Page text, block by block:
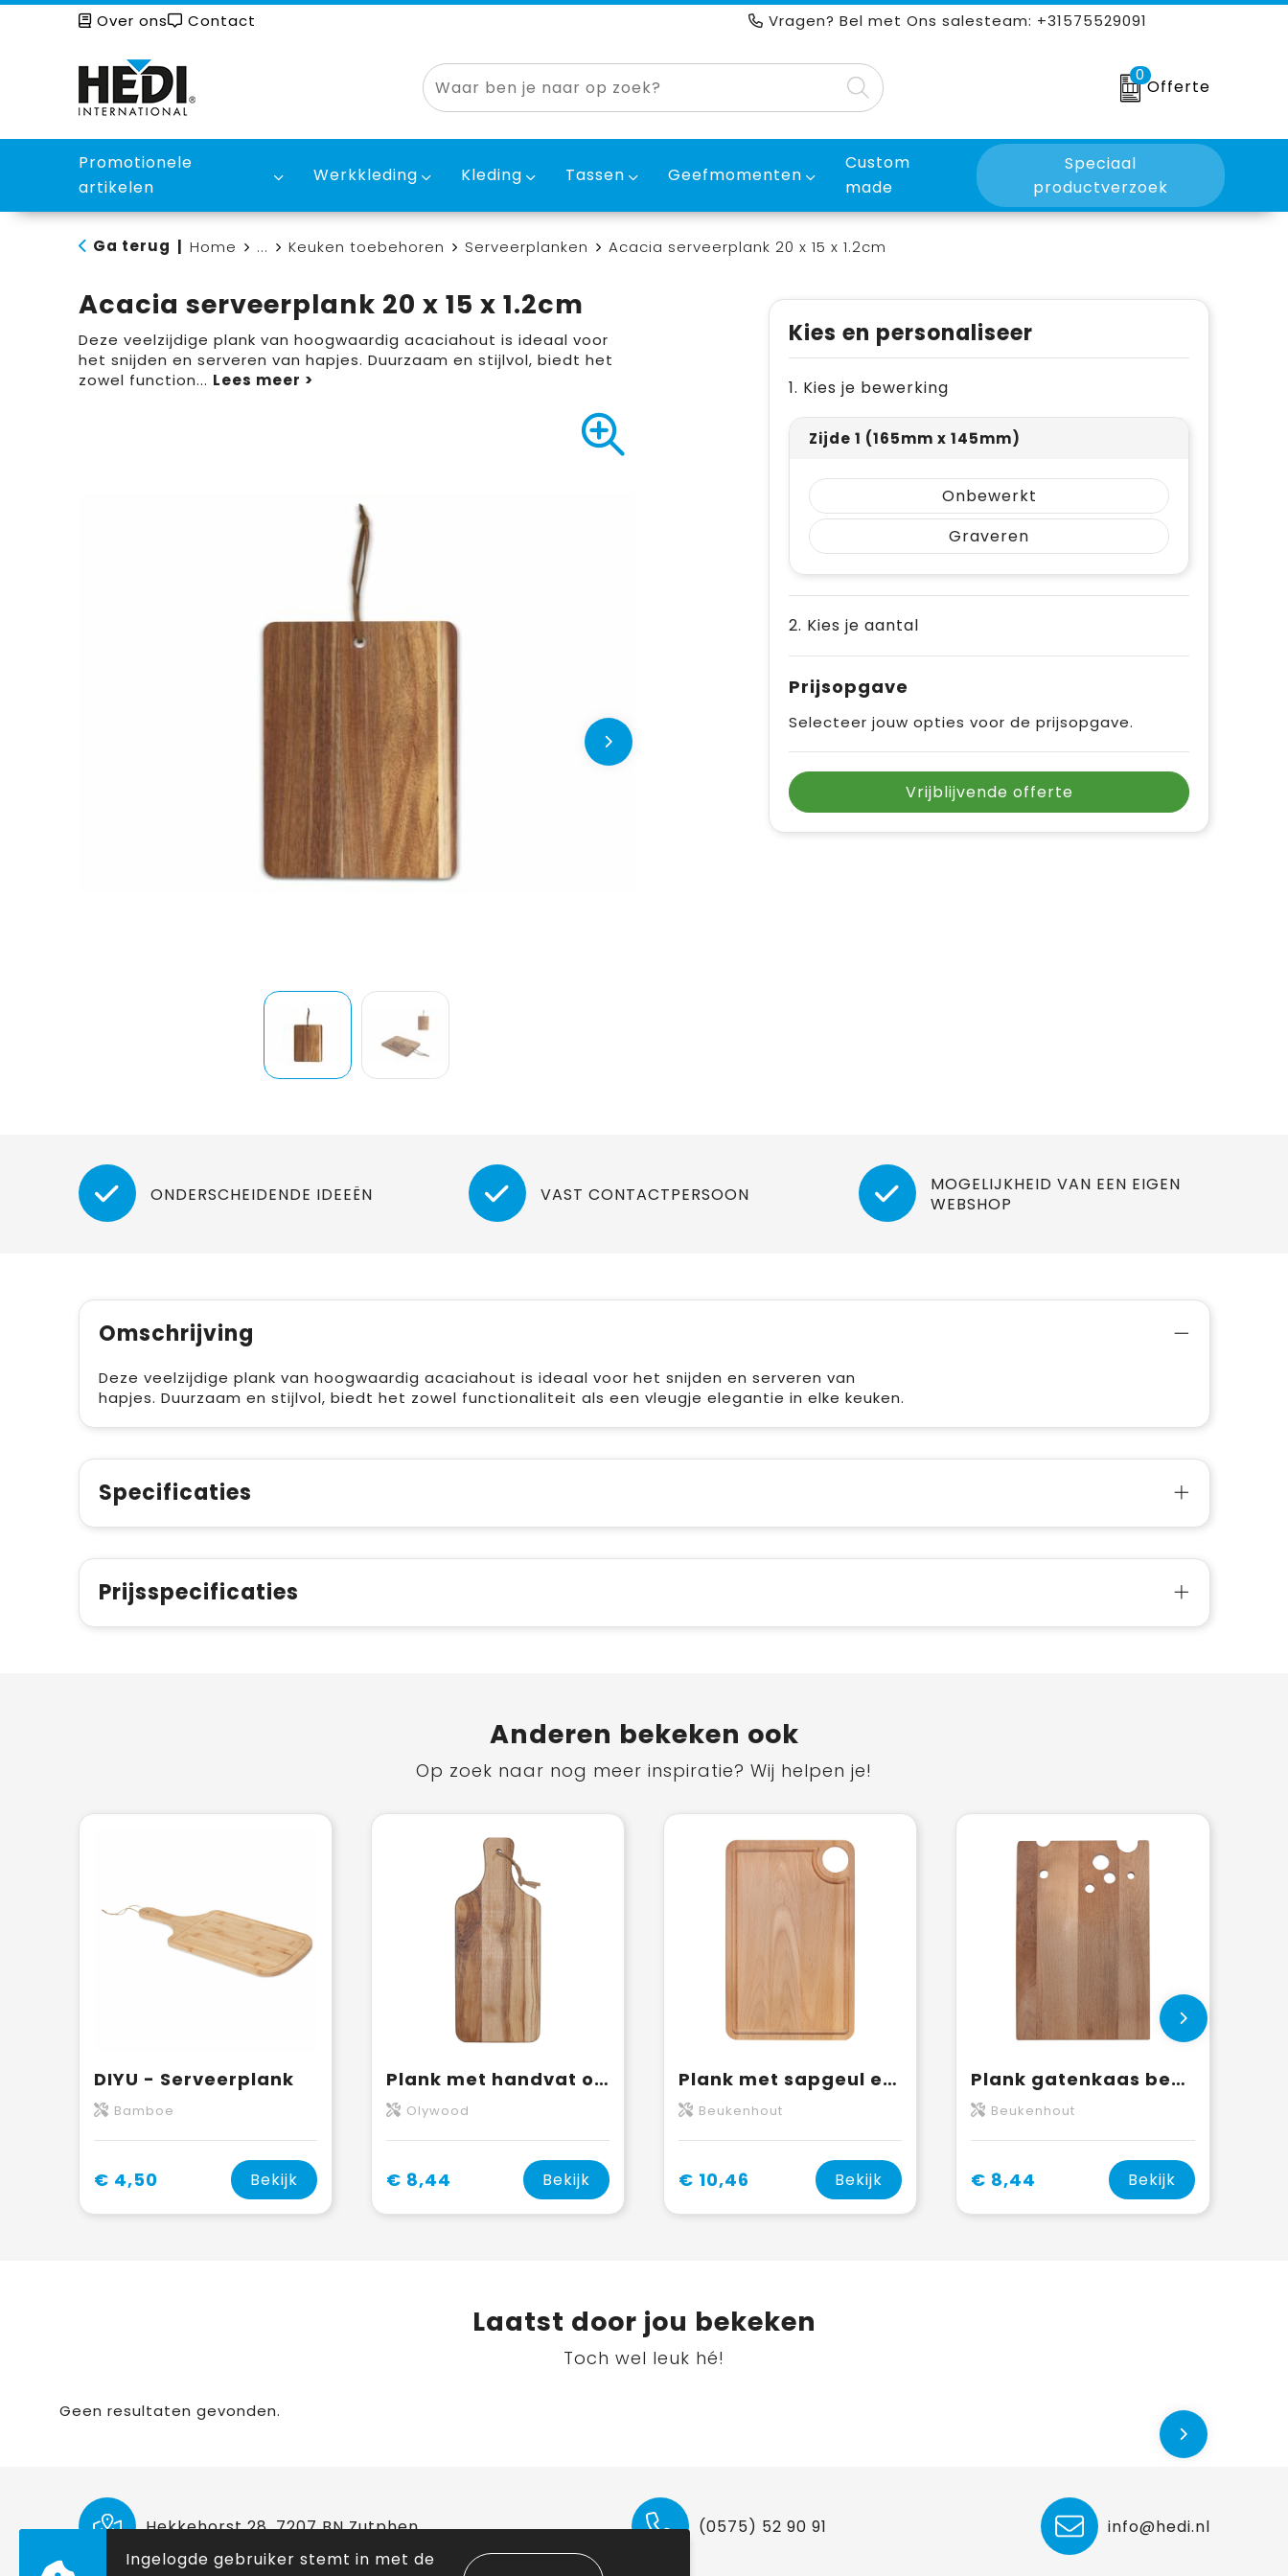
Over ons Contact Vragen? Bel met Ons salesteam: +31575529091
0
Offerte
Promotionele
artikelen
Werkkleding Kleding Tassen Geefmomenten
Custom
made
Speciaal
productverzoek
Ga terug Home ... Keuken toebehoren Serveerplanken Acacia serveerplank 20 x 15 x 1.2cm
Acacia serveerplank 20 x 15 x 1.2cm
Deze veelzijdige plank van hoogwaardig acaciahout is ideaal voor
het snijden en serveren van hapjes. Duurzaam en stijlvol, biedt het
zowel function...
Kies en personaliseer
1. Kies je bewerking
Zijde 1 (165mm x 145mm)
Onbewerkt
Graveren
2. Kies je aantal
Prijsopgave
Selecteer jouw opties voor de prijsopgave.
Vrijblijvende offerte
ONDERSCHEIDENDE IDEEËN VAST CONTACTPERSOON
MOGELIJKHEID VAN EEN EIGEN
WEBSHOP
Omschrijving
Deze veelzijdige plank van hoogwaardig acaciahout is ideaal voor het snijden en serveren van
hapjes. Duurzaam en stijlvol, biedt het zowel functionaliteit als een vleugje elegantie in elke keuken.
Specificaties
Prijsspecificaties
Anderen bekeken ook
Op zoek naar nog meer inspiratie? Wij helpen je!
DIYU - Serveerplank
Bamboe
€ 4,50 Bekijk
Plank met handvat olywood 36x15 cm
Olywood
€ 8,44 Bekijk
Plank met sapgeul en 'oog' beuken 34x22 cm
Beukenhout
€ 10,46 Bekijk
Plank gatenkaas beuken 30x20 cm
Beukenhout
€ 8,44 Bekijk
Laatst door jou bekeken
Toch wel leuk hé!
Geen resultaten gevonden.
Hekkehorst 28, 7207 BN Zutphen (0575) 52 90 91
info@hedi.nl
Ingelogde gebruiker stemt in met de